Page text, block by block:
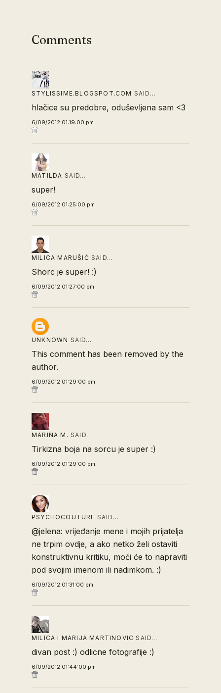
Comments
STYLISSIME.BLOGSPOT.COM SAID…
hlačice su predobre, oduševljena sam <3
6/09/2012 01:19:00 pm
MATILDA SAID…
super!
6/09/2012 01:25:00 pm
MILICA MARUŠIĆ SAID…
Shorc je super! :)
6/09/2012 01:27:00 pm
UNKNOWN SAID…
This comment has been removed by the
author.
6/09/2012 01:29:00 pm
MARINA M. SAID…
Tirkizna boja na sorcu je super :)
6/09/2012 01:29:00 pm
PSYCHOCOUTURE SAID…
@jelena: vrijeđanje mene i mojih prijatelja
ne trpim ovdje, a ako netko želi ostaviti
konstruktivnu kritiku, moći će to napraviti
pod svojim imenom ili nadimkom. :)
6/09/2012 01:31:00 pm
MILICA I MARIJA MARTINOVIC SAID…
divan post :) odlicne fotografije :)
6/09/2012 01:44:00 pm